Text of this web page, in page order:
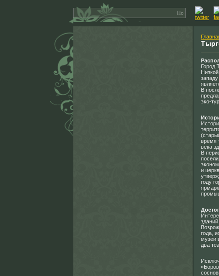
Город
В
эко-
время
века
В
и
году
года,
музеи
два